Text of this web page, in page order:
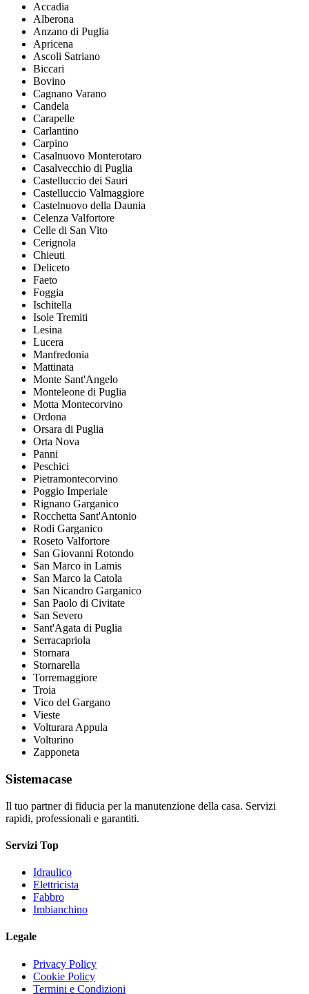
Accadia
Alberona
Anzano di Puglia
Apricena
Ascoli Satriano
Biccari
Bovino
Cagnano Varano
Candela
Carapelle
Carlantino
Carpino
Casalnuovo Monterotaro
Casalvecchio di Puglia
Castelluccio dei Sauri
Castelluccio Valmaggiore
Castelnuovo della Daunia
Celenza Valfortore
Celle di San Vito
Cerignola
Chieuti
Deliceto
Faeto
Foggia
Ischitella
Isole Tremiti
Lesina
Lucera
Manfredonia
Mattinata
Monte Sant'Angelo
Monteleone di Puglia
Motta Montecorvino
Ordona
Orsara di Puglia
Orta Nova
Panni
Peschici
Pietramontecorvino
Poggio Imperiale
Rignano Garganico
Rocchetta Sant'Antonio
Rodi Garganico
Roseto Valfortore
San Giovanni Rotondo
San Marco in Lamis
San Marco la Catola
San Nicandro Garganico
San Paolo di Civitate
San Severo
Sant'Agata di Puglia
Serracapriola
Stornara
Stornarella
Torremaggiore
Troia
Vico del Gargano
Vieste
Volturara Appula
Volturino
Zapponeta
Sistemacase
Il tuo partner di fiducia per la manutenzione della casa. Servizi
rapidi, professionali e garantiti.
Servizi Top
Idraulico
Elettricista
Fabbro
Imbianchino
Legale
Privacy Policy
Cookie Policy
Termini e Condizioni